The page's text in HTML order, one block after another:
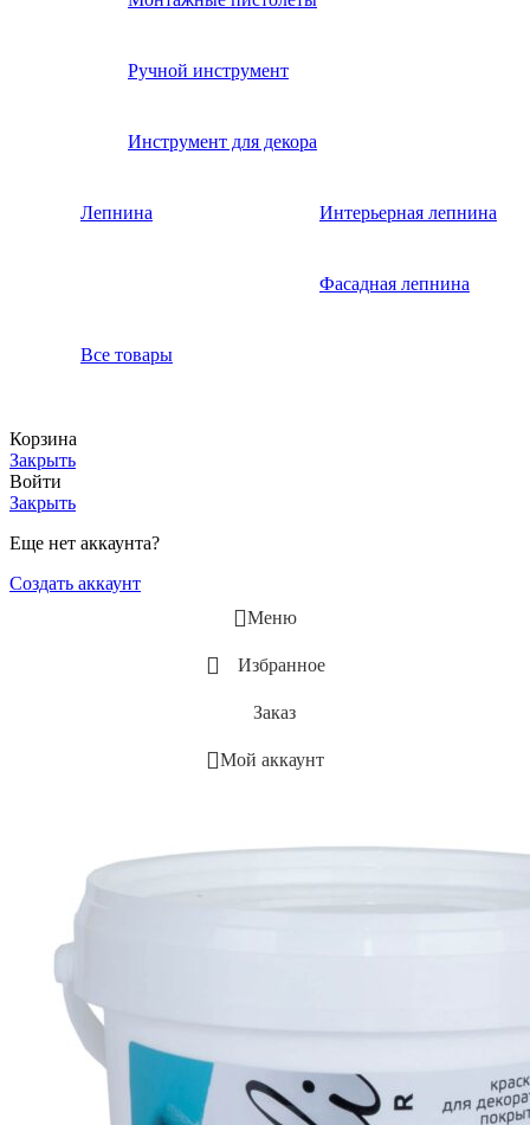
Ручной инструмент
Инструмент для декора
Лепнина Интерьерная лепнина
Фасадная лепнина
Все товары
Корзина
Закрыть
Войти
Закрыть
Еще нет аккаунта?
Создать аккаунт
Меню
Избранное
Заказ
Мой аккаунт